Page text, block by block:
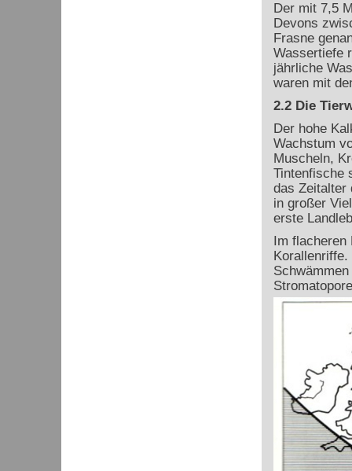
Der mit 7,5
Devons
Frasne
Wassertiefe
jährliche
waren mit
2.2 Die
Der hohe
Wachstum
Muscheln,
Tintenfische
das Zeitalter
in großer
erste
Im flacheren
Korallenriffe.